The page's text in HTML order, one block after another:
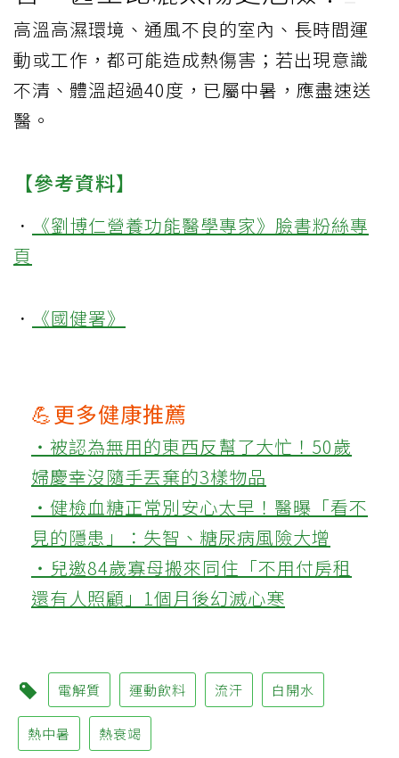
高溫高濕環境、通風不良的室內、長時間運
動或工作，都可能造成熱傷害；若出現意識
不清、體溫超過40度，已屬中暑，應盡速送
醫。
【參考資料】
．
《劉博仁營養功能醫學專家》臉書粉絲專
頁
． 《國健署》
💪更多健康推薦
‧被認為無用的東西反幫了大忙！50歲
婦慶幸沒隨手丟棄的3樣物品
‧健檢血糖正常別安心太早！醫曝「看不
見的隱患」：失智、糖尿病風險大增
‧兒邀84歲寡母搬來同住「不用付房租
還有人照顧」1個月後幻滅心寒
電解質 運動飲料 流汗 白開水
熱中暑 熱衰竭